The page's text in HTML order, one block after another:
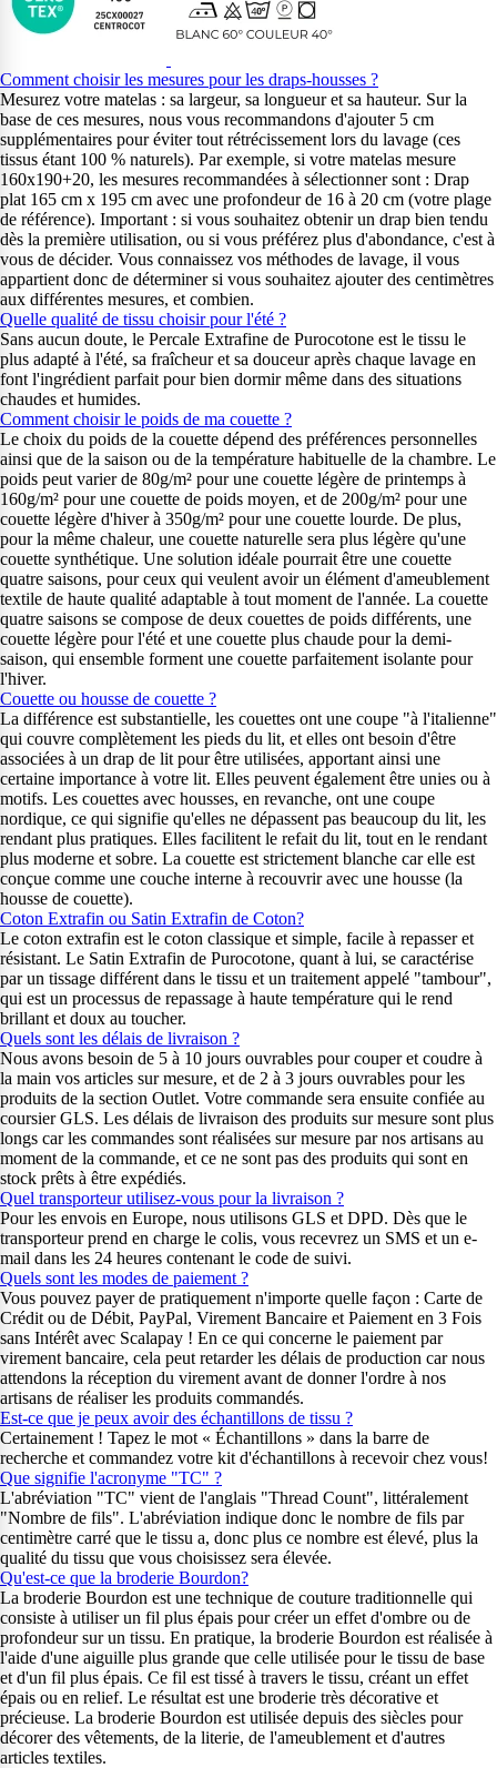
Comment choisir les mesures pour les draps-housses ?
Mesurez votre matelas : sa largeur, sa longueur et sa hauteur. Sur la
base de ces mesures, nous vous recommandons d'ajouter 5 cm
supplémentaires pour éviter tout rétrécissement lors du lavage (ces
tissus étant 100 % naturels). Par exemple, si votre matelas mesure
160x190+20, les mesures recommandées à sélectionner sont : Drap
plat 165 cm x 195 cm avec une profondeur de 16 à 20 cm (votre plage
de référence). Important : si vous souhaitez obtenir un drap bien tendu
dès la première utilisation, ou si vous préférez plus d'abondance, c'est à
vous de décider. Vous connaissez vos méthodes de lavage, il vous
appartient donc de déterminer si vous souhaitez ajouter des centimètres
aux différentes mesures, et combien.
Quelle qualité de tissu choisir pour l'été ?
Sans aucun doute, le Percale Extrafine de Purocotone est le tissu le
plus adapté à l'été, sa fraîcheur et sa douceur après chaque lavage en
font l'ingrédient parfait pour bien dormir même dans des situations
chaudes et humides.
Comment choisir le poids de ma couette ?
Le choix du poids de la couette dépend des préférences personnelles
ainsi que de la saison ou de la température habituelle de la chambre. Le
poids peut varier de 80g/m² pour une couette légère de printemps à
160g/m² pour une couette de poids moyen, et de 200g/m² pour une
couette légère d'hiver à 350g/m² pour une couette lourde. De plus,
pour la même chaleur, une couette naturelle sera plus légère qu'une
couette synthétique. Une solution idéale pourrait être une couette
quatre saisons, pour ceux qui veulent avoir un élément d'ameublement
textile de haute qualité adaptable à tout moment de l'année. La couette
quatre saisons se compose de deux couettes de poids différents, une
couette légère pour l'été et une couette plus chaude pour la demi-
saison, qui ensemble forment une couette parfaitement isolante pour
l'hiver.
Couette ou housse de couette ?
La différence est substantielle, les couettes ont une coupe "à l'italienne"
qui couvre complètement les pieds du lit, et elles ont besoin d'être
associées à un drap de lit pour être utilisées, apportant ainsi une
certaine importance à votre lit. Elles peuvent également être unies ou à
motifs. Les couettes avec housses, en revanche, ont une coupe
nordique, ce qui signifie qu'elles ne dépassent pas beaucoup du lit, les
rendant plus pratiques. Elles facilitent le refait du lit, tout en le rendant
plus moderne et sobre. La couette est strictement blanche car elle est
conçue comme une couche interne à recouvrir avec une housse (la
housse de couette).
Coton Extrafin ou Satin Extrafin de Coton?
Le coton extrafin est le coton classique et simple, facile à repasser et
résistant. Le Satin Extrafin de Purocotone, quant à lui, se caractérise
par un tissage différent dans le tissu et un traitement appelé "tambour",
qui est un processus de repassage à haute température qui le rend
brillant et doux au toucher.
Quels sont les délais de livraison ?
Nous avons besoin de 5 à 10 jours ouvrables pour couper et coudre à
la main vos articles sur mesure, et de 2 à 3 jours ouvrables pour les
produits de la section Outlet. Votre commande sera ensuite confiée au
coursier GLS. Les délais de livraison des produits sur mesure sont plus
longs car les commandes sont réalisées sur mesure par nos artisans au
moment de la commande, et ce ne sont pas des produits qui sont en
stock prêts à être expédiés.
Quel transporteur utilisez-vous pour la livraison ?
Pour les envois en Europe, nous utilisons GLS et DPD. Dès que le
transporteur prend en charge le colis, vous recevrez un SMS et un e-
mail dans les 24 heures contenant le code de suivi.
Quels sont les modes de paiement ?
Vous pouvez payer de pratiquement n'importe quelle façon : Carte de
Crédit ou de Débit, PayPal, Virement Bancaire et Paiement en 3 Fois
sans Intérêt avec Scalapay ! En ce qui concerne le paiement par
virement bancaire, cela peut retarder les délais de production car nous
attendons la réception du virement avant de donner l'ordre à nos
artisans de réaliser les produits commandés.
Est-ce que je peux avoir des échantillons de tissu ?
Certainement ! Tapez le mot « Échantillons » dans la barre de
recherche et commandez votre kit d'échantillons à recevoir chez vous!
Que signifie l'acronyme "TC" ?
L'abréviation "TC" vient de l'anglais "Thread Count", littéralement
"Nombre de fils". L'abréviation indique donc le nombre de fils par
centimètre carré que le tissu a, donc plus ce nombre est élevé, plus la
qualité du tissu que vous choisissez sera élevée.
Qu'est-ce que la broderie Bourdon?
La broderie Bourdon est une technique de couture traditionnelle qui
consiste à utiliser un fil plus épais pour créer un effet d'ombre ou de
profondeur sur un tissu. En pratique, la broderie Bourdon est réalisée à
l'aide d'une aiguille plus grande que celle utilisée pour le tissu de base
et d'un fil plus épais. Ce fil est tissé à travers le tissu, créant un effet
épais ou en relief. Le résultat est une broderie très décorative et
précieuse. La broderie Bourdon est utilisée depuis des siècles pour
décorer des vêtements, de la literie, de l'ameublement et d'autres
articles textiles.